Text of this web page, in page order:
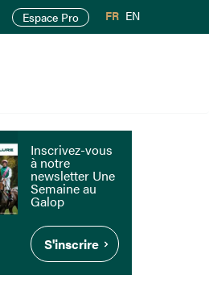
Espace Pro FR EN
Inscrivez-vous
à notre
newsletter Une
Semaine au
Galop
S'inscrire